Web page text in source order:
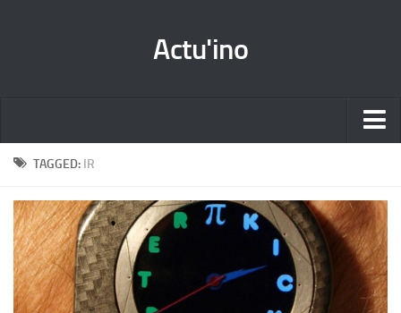
Actu'ino
Accueil
Par catégorie
Tutos
Les projets
TAGGED: IR